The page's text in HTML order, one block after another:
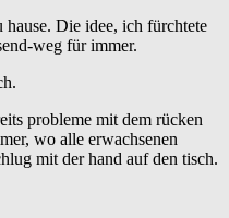
Die idee, ich fürchtete
weg für immer.
probleme mit dem rücken
wo alle erwachsenen
mit der hand auf den tisch.